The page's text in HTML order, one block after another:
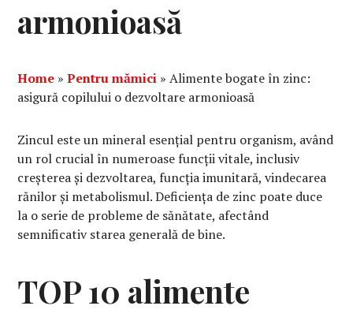
armonioasă
Home »Pentru mămici »Alimente bogate în zinc:
asigură copilului o dezvoltare armonioasă
Zincul este un mineral esențial pentru organism, având
un rol crucial în numeroase funcții vitale, inclusiv
creșterea și dezvoltarea, funcția imunitară, vindecarea
rănilor și metabolismul. Deficiența de zinc poate duce
la o serie de probleme de sănătate, afectând
semnificativ starea generală de bine.
TOP 10 alimente